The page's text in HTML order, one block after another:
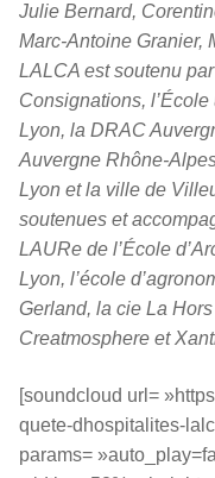
Julie Bernard,
Marc-Antoine Granier,
LALCA est soutenu
Consignations,
Lyon, la DRAC
Auvergne Rhône-
Lyon et la ville de
soutenues et
LAURe de l’École
Lyon, l’école
Gerland, la cie La
Creatmosphere et
[soundcloud url=
quete-dhospitalites-
params=